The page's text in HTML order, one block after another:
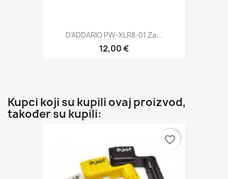
D'ADDARIO PW-XLR8-01 Za...
12,00 €
Kupci koji su kupili ovaj proizvod,
također su kupili:
favorite_border